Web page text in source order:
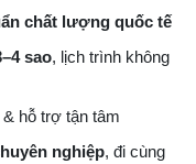
chất lượng quốc tế
sao, lịch trình không
hỗ trợ tận tâm
nghiệp, đi cùng